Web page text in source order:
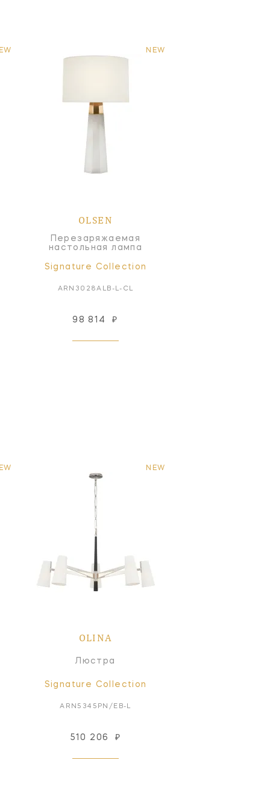
NEW
OLSEN
Перезаряжаемая
настольная лампа
Signature Collection
ARN3028ALB-L-CL
98 814 ₽
NEW
OLINA
Люстра
Signature Collection
ARN5345PN/EB-L
510 206 ₽